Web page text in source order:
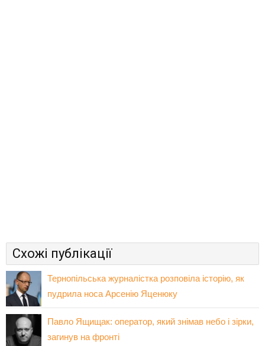
Схожі публікації
Тернопільська журналістка розповіла історію, як
пудрила носа Арсенію Яценюку
Павло Ящищак: оператор, який знімав небо і зірки,
загинув на фронті